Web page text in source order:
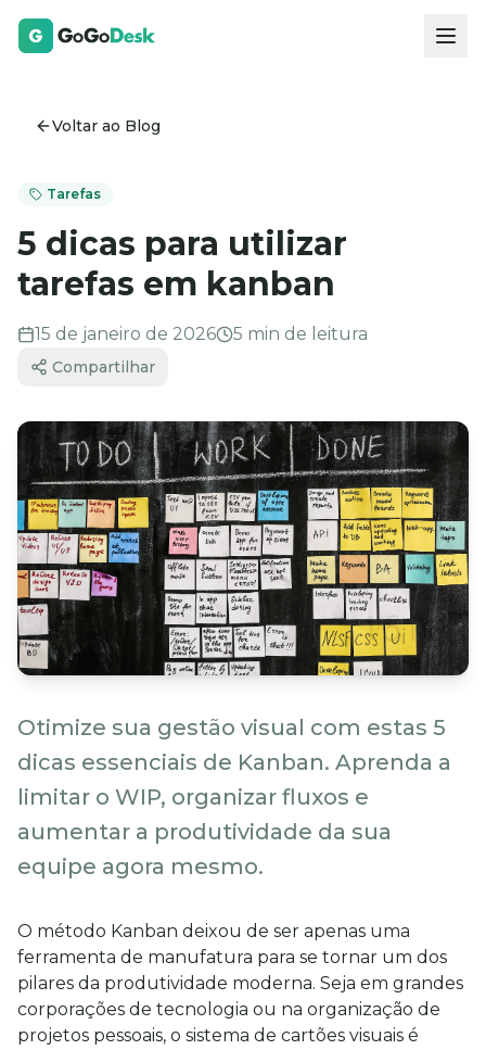
Voltar ao Blog
Tarefas
5 dicas para utilizar
tarefas em kanban
15 de janeiro de 2026 5 min de leitura
Compartilhar
Otimize sua gestão visual com estas 5
dicas essenciais de Kanban. Aprenda a
limitar o WIP, organizar fluxos e
aumentar a produtividade da sua
equipe agora mesmo.
O método Kanban deixou de ser apenas uma
ferramenta de manufatura para se tornar um dos
pilares da produtividade moderna. Seja em grandes
corporações de tecnologia ou na organização de
projetos pessoais, o sistema de cartões visuais é